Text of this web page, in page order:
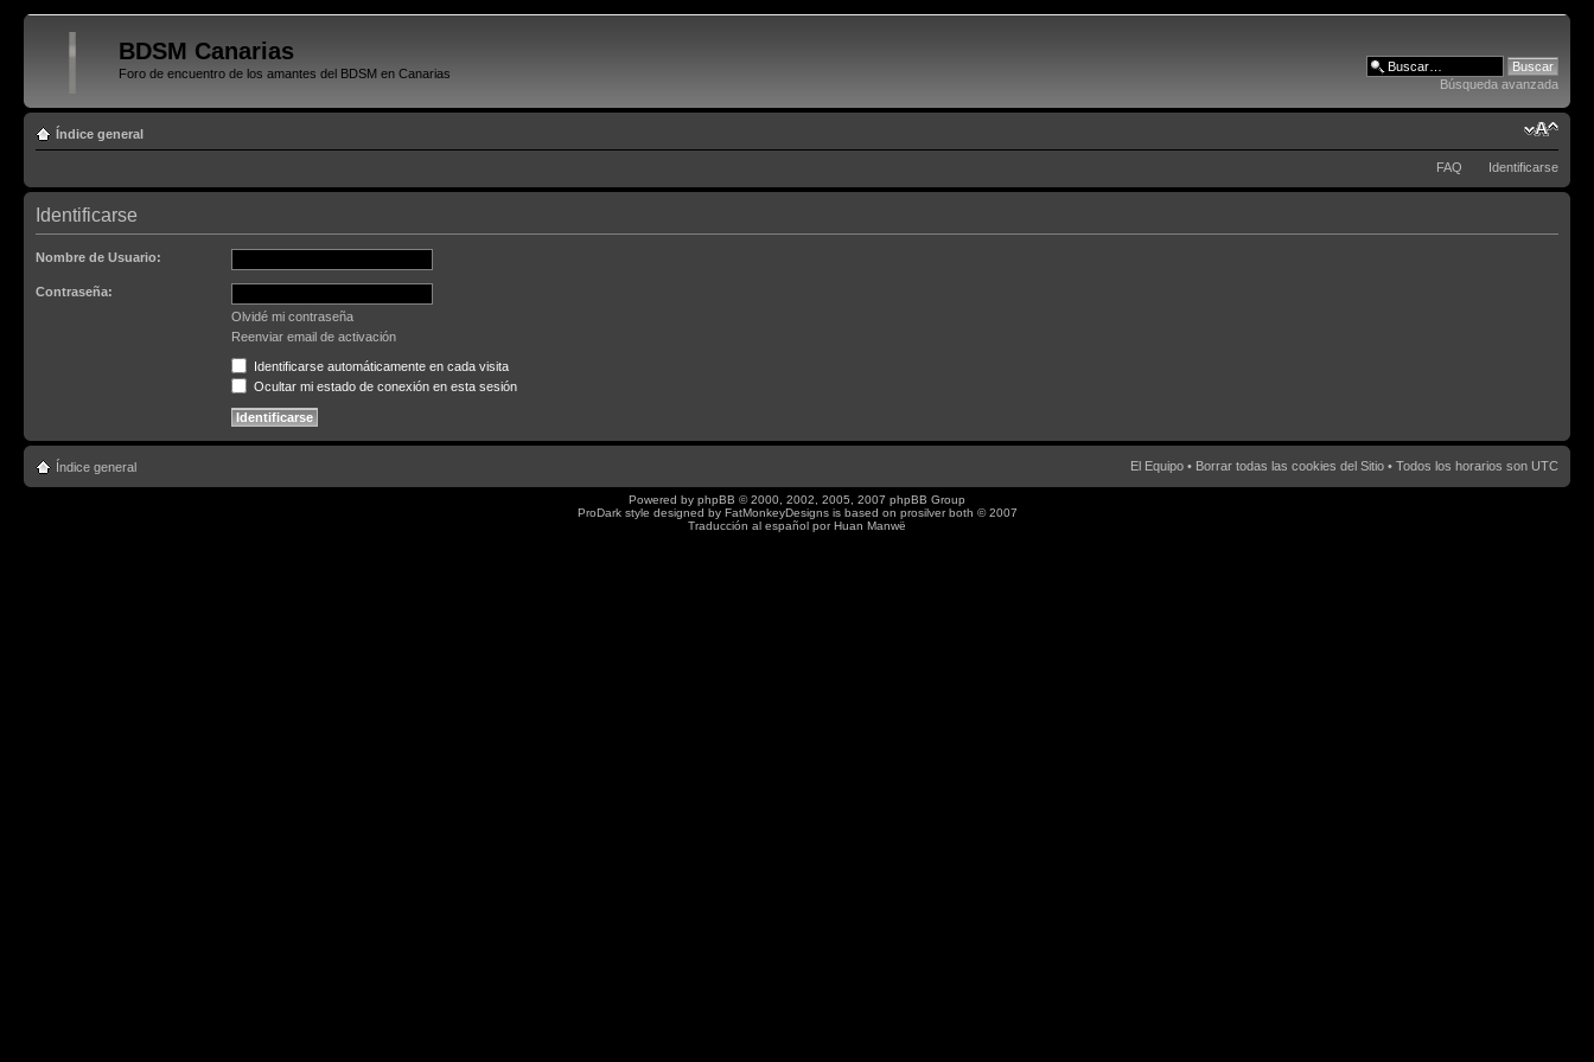
BDSM Canarias
Foro de encuentro de los amantes del BDSM en Canarias
Búsqueda avanzada
Índice general
FAQ Identificarse
Identificarse
Nombre de Usuario:
Contraseña:
Olvidé mi contraseña
Reenviar email de activación
Identificarse automáticamente en cada visita
Ocultar mi estado de conexión en esta sesión
Índice general El Equipo • Borrar todas las cookies del Sitio • Todos los horarios son UTC
Powered by phpBB © 2000, 2002, 2005, 2007 phpBB Group
ProDark style designed by FatMonkeyDesignsis based on prosilverboth © 2007
Traducción al español porHuan Manwë